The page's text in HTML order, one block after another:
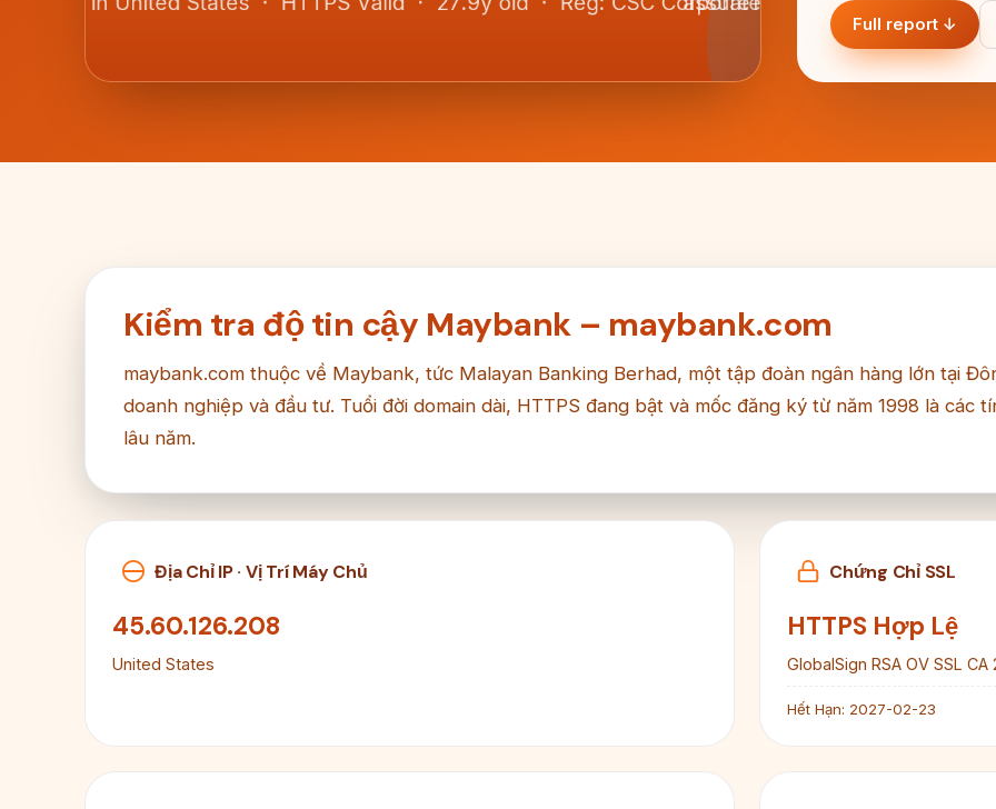
Full report ↓
Kiểm tra độ tin cậy Maybank – maybank.com
maybank.com thuộc về Maybank, tức Malayan Banking Berhad, một tập đoàn ngân hàng lớn tại
doanh nghiệp và đầu tư. Tuổi đời domain dài, HTTPS đang bật và mốc đăng ký từ năm 1998 là các
lâu năm.
Địa Chỉ IP · Vị Trí Máy Chủ
45.60.126.208
United States
Chứng Chỉ SSL
HTTPS Hợp Lệ
GlobalSign RSA OV SSL CA
Hết Hạn: 2027-02-23